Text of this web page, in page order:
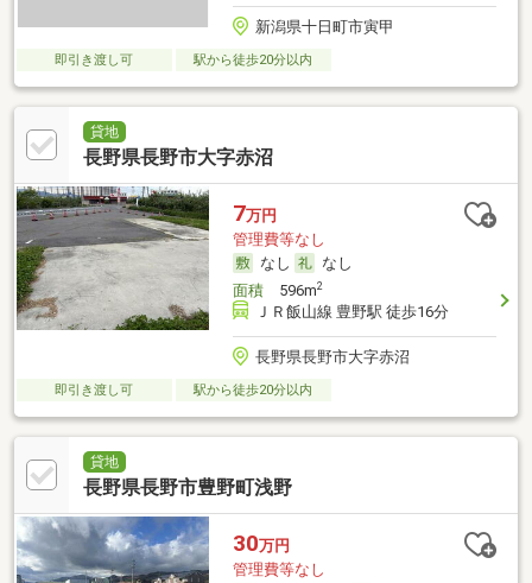
新潟県十日町市寅甲
即引き渡し可 駅から徒歩20分以内
貸地
長野県長野市大字赤沼
7万円
管理費等なし
なし
なし
面積596m2
ＪＲ飯山線 豊野駅 徒歩16分
長野県長野市大字赤沼
即引き渡し可 駅から徒歩20分以内
貸地
長野県長野市豊野町浅野
30万円
管理費等なし